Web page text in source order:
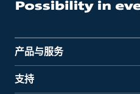
产品与服务
支持